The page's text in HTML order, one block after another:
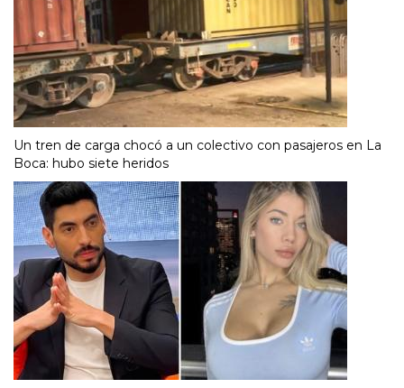
Un tren de carga chocó a un colectivo con pasajeros en La
Boca: hubo siete heridos